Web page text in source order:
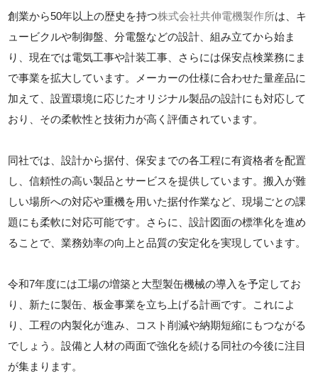
創業から50年以上の歴史を持つ株式会社共伸電機製作所は、キ
ュービクルや制御盤、分電盤などの設計、組み立てから始ま
り、現在では電気工事や計装工事、さらには保安点検業務にま
で事業を拡大しています。メーカーの仕様に合わせた量産品に
加えて、設置環境に応じたオリジナル製品の設計にも対応して
おり、その柔軟性と技術力が高く評価されています。
同社では、設計から据付、保安までの各工程に有資格者を配置
し、信頼性の高い製品とサービスを提供しています。搬入が難
しい場所への対応や重機を用いた据付作業など、現場ごとの課
題にも柔軟に対応可能です。さらに、設計図面の標準化を進め
ることで、業務効率の向上と品質の安定化を実現しています。
令和7年度には工場の増築と大型製缶機械の導入を予定してお
り、新たに製缶、板金事業を立ち上げる計画です。これによ
り、工程の内製化が進み、コスト削減や納期短縮にもつながる
でしょう。設備と人材の両面で強化を続ける同社の今後に注目
が集まります。